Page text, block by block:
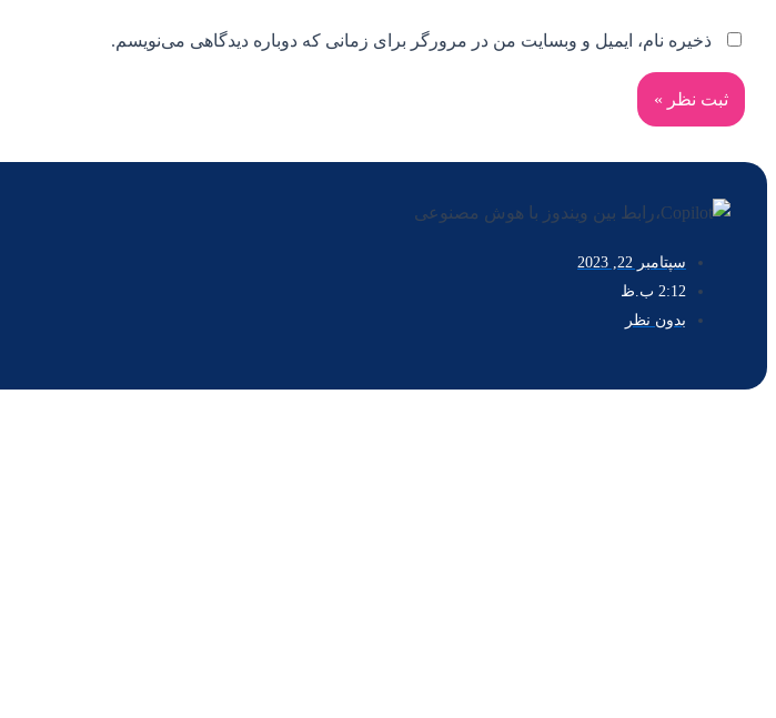
ذخیره نام، ایمیل و وبسایت من در مرورگر برای زمانی که دوباره دیدگاهی می‌نویسم.
سپتامبر 22, 2023
2:12 ب.ظ
بدون نظر